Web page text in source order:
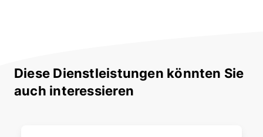
Diese Dienstleistungen könnten Sie
auch interessieren